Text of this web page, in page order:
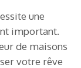
une
important.
de maisons
votre rêve